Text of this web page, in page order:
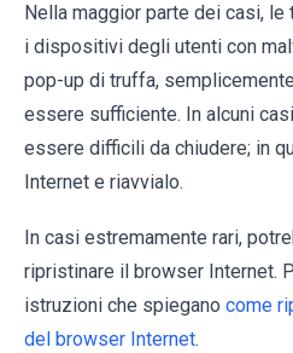
Nella maggior parte dei casi,
i dispositivi degli utenti con
pop-up di truffa,
essere sufficiente. In alcuni
essere difficili da chiudere; in
Internet e riavvialo.
In casi estremamente rari,
ripristinare il browser Internet.
istruzioni che spiegano come
del browser Internet.